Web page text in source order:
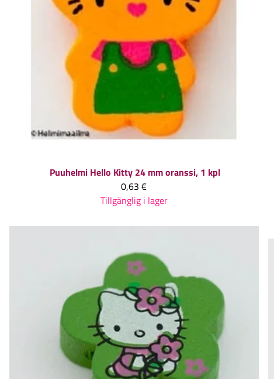
Puuhelmi Hello Kitty 24 mm oranssi, 1 kpl
0,63 €
Tillgänglig i lager